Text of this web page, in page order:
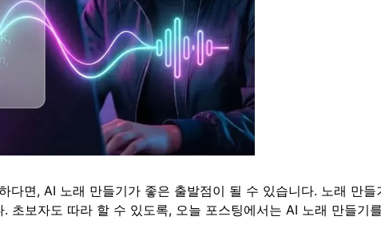
다면, AI 노래 만들기가 좋은 출발점이 될 수 있습니다. 노래 만
초보자도 따라 할 수 있도록, 오늘 포스팅에서는 AI 노래 만들기